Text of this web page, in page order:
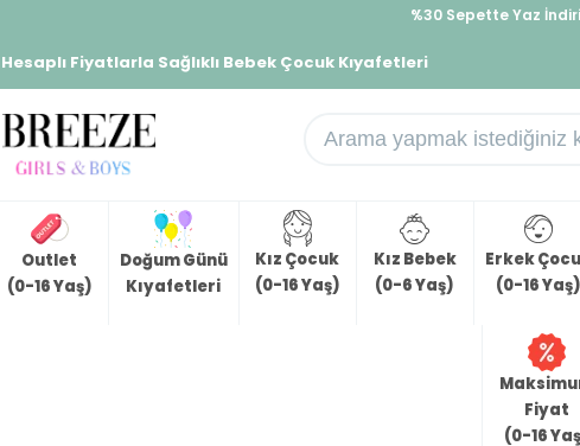
%30 Sepette Yaz
Hesaplı Fiyatlarla Sağlıklı Bebek Çocuk Kıyafetleri
Outlet
(0-16 Yaş)
Doğum Günü
Kıyafetleri
Kız Çocuk
(0-16 Yaş)
Kız Bebek
(0-6 Yaş)
Erkek
(0-16 Yaş)
Fiyat
(0-16